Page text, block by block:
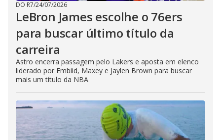
DO R7/24/07/2026
LeBron James escolhe o 76ers
para buscar último título da
carreira
Astro encerra passagem pelo Lakers e aposta em elenco
liderado por Embiid, Maxey e Jaylen Brown para buscar
mais um título da NBA